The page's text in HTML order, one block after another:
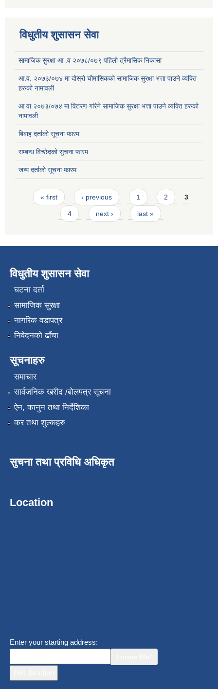
विधुतीय शुसासन सेवा
सामाजिक सुरक्षा आ .व २०७८/०७९ पहिलो त्रैमासिक निकासा
आ.व. २०७३/०७४ मा दोस्रो चौमासिकको सामाजिक सुरक्षा भत्ता पाउने व्यक्ति
हरुको नामावली
आ वा २०७३/०७४ मा वितरण गरिने सामाजिक सुरक्षा भत्ता पाउने व्यक्ति हरुको
नामावली
बिबाह दर्ताको सूचना फारम
सम्बन्ध विच्छेदको सुचना फारम
जन्म दर्ताको सूचना फारम
Pages
« first ‹ previous 1 2 3
4 next › last »
विधुतीय शुसासन सेवा
घटना दर्ता
सामाजिक सुरक्षा
नागरिक वडापत्र
निवेदनको ढाँचा
सूचनाहरु
समाचार
सार्वजनिक खरीद /बोलपत्र सूचना
ऐन, कानुन तथा निर्देशिका
कर तथा शुल्कहरु
सुचना तथा प्रविधि अधिकृत
Location
Enter your starting address: